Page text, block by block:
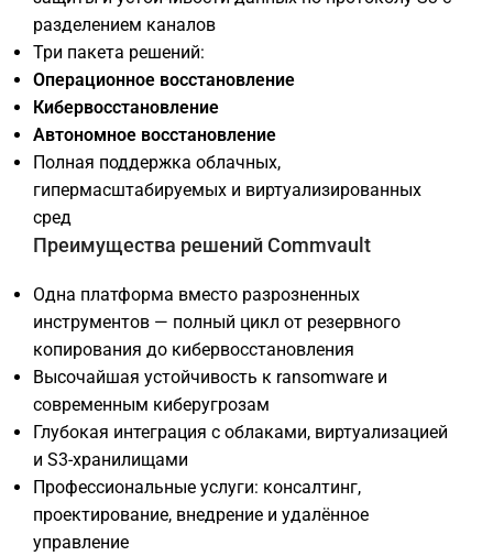
разделением каналов
Три пакета решений:
Операционное восстановление
Кибервосстановление
Автономное восстановление
Полная поддержка облачных,
гипермасштабируемых и виртуализированных
сред
Преимущества решений Commvault
Одна платформа вместо разрозненных
инструментов — полный цикл от резервного
копирования до кибервосстановления
Высочайшая устойчивость к ransomware и
современным киберугрозам
Глубокая интеграция с облаками, виртуализацией
и S3-хранилищами
Профессиональные услуги: консалтинг,
проектирование, внедрение и удалённое
управление